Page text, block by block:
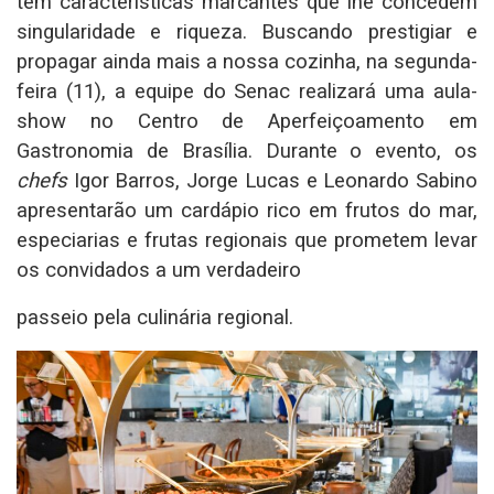
singularidade e riqueza. Buscando prestigiar e
propagar ainda mais a nossa cozinha, na segunda-
feira (11), a equipe do Senac realizará uma aula-
show no Centro de Aperfeiçoamento em
Gastronomia de Brasília. Durante o evento, os
chefsIgor Barros, Jorge Lucas e Leonardo Sabino
apresentarão um cardápio rico em frutos do mar,
especiarias e frutas regionais que prometem levar
os convidados a um verdadeiro
passeio pela culinária regional.